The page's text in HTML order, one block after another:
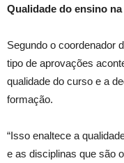
Qualidade do ensino
Segundo o coordenador
tipo de aprovações
qualidade do curso e a
formação.
“Isso enaltece a
e as disciplinas que são